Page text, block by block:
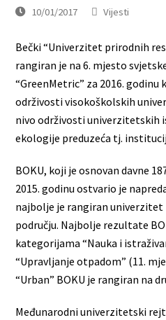
10/01/2017 Vijesti
Bečki “Univerzitet prirodnih
rangiran je na 6. mjesto
“GreenMetric” za 2016. godinu
održivosti visokoškolskih
nivo održivosti univerzitetskih
ekologije preduzeća tj.
BOKU, koji je osnovan davne
2015. godinu ostvario je
najbolje je rangiran
području. Najbolje rezultate
kategorijama “Nauka i
“Upravljanje otpadom” (11.
“Urban” BOKU je rangiran na
Međunarodni univerzitetski